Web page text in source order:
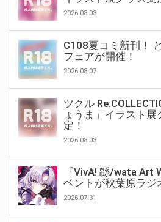
2026.08.03
C108夏コミ新刊！
フェアが開催！
2026.08.07
ツクル
ょうま」イラスト
定！
2026.08.03
『VivA! 緜/wata Art
ベントが秋葉原ラジ
2026.07.31